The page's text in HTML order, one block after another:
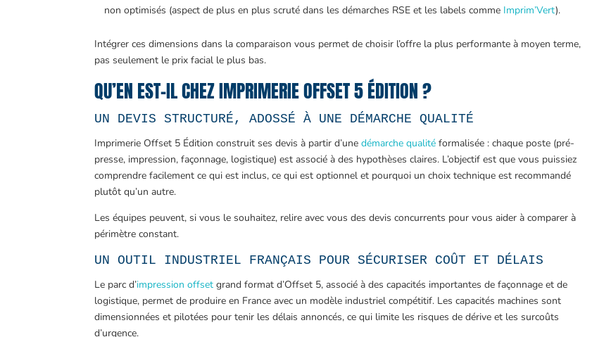
non optimisés (aspect de plus en plus scruté dans les démarches RSE et les labels comme Imprim’Vert).
Intégrer ces dimensions dans la comparaison vous permet de choisir l’offre la plus performante à moyen terme,
pas seulement le prix facial le plus bas.
QU’EN EST-IL CHEZ IMPRIMERIE OFFSET 5 ÉDITION ?
UN DEVIS STRUCTURÉ, ADOSSÉ À UNE DÉMARCHE QUALITÉ
Imprimerie Offset 5 Édition construit ses devis à partir d’unedémarche qualité formalisée : chaque poste (pré-
presse, impression, façonnage, logistique) est associé à des hypothèses claires. L’objectif est que vous puissiez
comprendre facilement ce qui est inclus, ce qui est optionnel et pourquoi un choix technique est recommandé
plutôt qu’un autre.
Les équipes peuvent, si vous le souhaitez, relire avec vous des devis concurrents pour vous aider à comparer à
périmètre constant.
UN OUTIL INDUSTRIEL FRANÇAIS POUR SÉCURISER COÛT ET DÉLAIS
Le parc d’impression offset grand format d’Offset 5, associé à des capacités importantes de façonnage et de
logistique, permet de produire en France avec un modèle industriel compétitif. Les capacités machines sont
dimensionnées et pilotées pour tenir les délais annoncés, ce qui limite les risques de dérive et les surcoûts
d’urgence.